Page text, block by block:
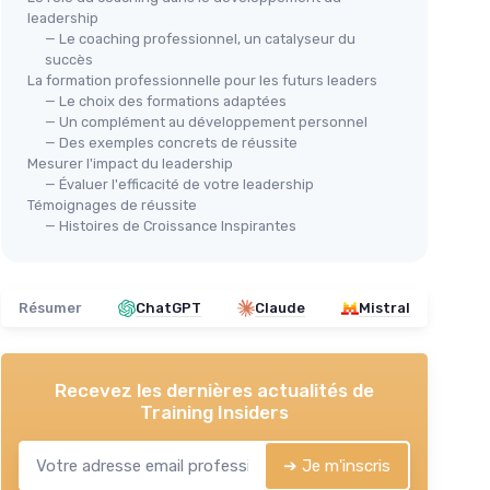
leadership
— Le coaching professionnel, un catalyseur du
succès
La formation professionnelle pour les futurs leaders
— Le choix des formations adaptées
— Un complément au développement personnel
— Des exemples concrets de réussite
Mesurer l'impact du leadership
— Évaluer l'efficacité de votre leadership
Témoignages de réussite
— Histoires de Croissance Inspirantes
Résumer ChatGPT Claude Mistral
Recevez les dernières actualités de
Training Insiders
➔ Je m'inscris